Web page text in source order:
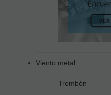
Viento metal
Trombón